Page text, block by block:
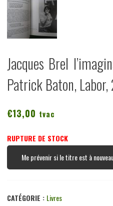
Jacques Brel
Patrick Baton,
€13,00 tvac
RUPTURE DE STOCK
Me prévenir si le titre est à
CATÉGORIE : Livres